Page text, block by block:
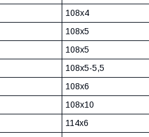
108х4
108х5
108х5
108х5-5,5
108х6
108х10
114х6